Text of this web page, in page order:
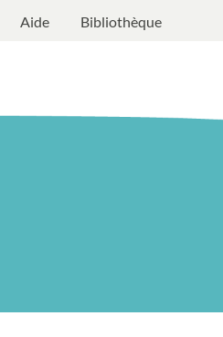
Aide Bibliothèque